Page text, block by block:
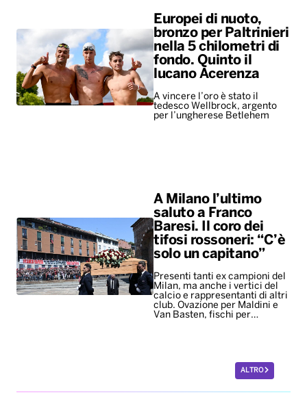
Europei di nuoto,
bronzo per Paltrinieri
nella 5 chilometri di
fondo. Quinto il
lucano Acerenza
A vincere l’oro è stato il
tedesco Wellbrock, argento
per l’ungherese Betlehem
A Milano l’ultimo
saluto a Franco
Baresi. Il coro dei
tifosi rossoneri: “C’è
solo un capitano”
Presenti tanti ex campioni del
Milan, ma anche i vertici del
calcio e rappresentanti di altri
club. Ovazione per Maldini e
Van Basten, fischi per…
ALTRO